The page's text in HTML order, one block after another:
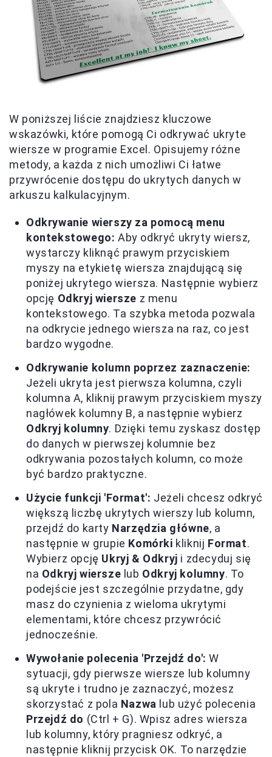
W poniższej liście znajdziesz kluczowe
wskazówki, które pomogą Ci odkrywać ukryte
wiersze w programie Excel. Opisujemy różne
metody, a każda z nich umożliwi Ci łatwe
przywrócenie dostępu do ukrytych danych w
arkuszu kalkulacyjnym.
Odkrywanie wierszy za pomocą menu
kontekstowego: Aby odkryć ukryty wiersz,
wystarczy kliknąć prawym przyciskiem
myszy na etykietę wiersza znajdującą się
poniżej ukrytego wiersza. Następnie wybierz
opcję Odkryj wiersze z menu
kontekstowego. Ta szybka metoda pozwala
na odkrycie jednego wiersza na raz, co jest
bardzo wygodne.
Odkrywanie kolumn poprzez zaznaczenie:
Jeżeli ukryta jest pierwsza kolumna, czyli
kolumna A, kliknij prawym przyciskiem myszy
nagłówek kolumny B, a następnie wybierz
Odkryj kolumny. Dzięki temu zyskasz dostęp
do danych w pierwszej kolumnie bez
odkrywania pozostałych kolumn, co może
być bardzo praktyczne.
Użycie funkcji 'Format': Jeżeli chcesz odkryć
większą liczbę ukrytych wierszy lub kolumn,
przejdź do karty Narzędzia główne, a
następnie w grupie Komórki kliknij Format.
Wybierz opcję Ukryj & Odkryj i zdecyduj się
na Odkryj wiersze lub Odkryj kolumny. To
podejście jest szczególnie przydatne, gdy
masz do czynienia z wieloma ukrytymi
elementami, które chcesz przywrócić
jednocześnie.
Wywołanie polecenia 'Przejdź do': W
sytuacji, gdy pierwsze wiersze lub kolumny
są ukryte i trudno je zaznaczyć, możesz
skorzystać z pola Nazwa lub użyć polecenia
Przejdź do (Ctrl + G). Wpisz adres wiersza
lub kolumny, który pragniesz odkryć, a
następnie kliknij przycisk OK. To narzędzie